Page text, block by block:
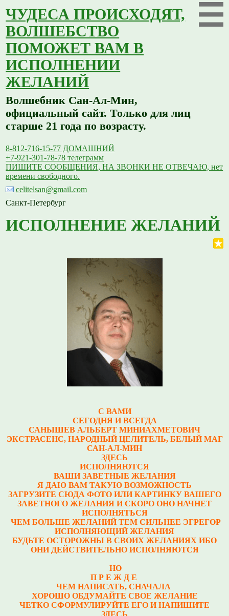
ЧУДЕСА ПРОИСХОДЯТ,
ВОЛШЕБСТВО
ПОМОЖЕТ ВАМ В
ИСПОЛНЕНИИ
ЖЕЛАНИЙ
Волшебник Сан-Ал-Мин,
официальный сайт. Только для лиц
старше 21 года по возрасту.
8-812-716-15-77 ДОМАШНИЙ
+7-921-301-78-78 телеграмм
ПИШИТЕ СООБЩЕНИЯ, НА ЗВОНКИ НЕ ОТВЕЧАЮ, нет
времени свободного.
celitelsan@gmail.com
Санкт-Петербург
ИСПОЛНЕНИЕ ЖЕЛАНИЙ
С ВАМИ
СЕГОДНЯ И ВСЕГДА
САНЫШЕВ АЛЬБЕРТ МИНИАХМЕТОВИЧ
ЭКСТРАСЕНС, НАРОДНЫЙ ЦЕЛИТЕЛЬ, БЕЛЫЙ МАГ
САН-АЛ-МИН
ЗДЕСЬ
ИСПОЛНЯЮТСЯ
ВАШИ ЗАВЕТНЫЕ ЖЕЛАНИЯ
Я ДАЮ ВАМ ТАКУЮ ВОЗМОЖНОСТЬ
ЗАГРУЗИТЕ СЮДА ФОТО ИЛИ КАРТИНКУ ВАШЕГО
ЗАВЕТНОГО ЖЕЛАНИЯ И СКОРО ОНО НАЧНЕТ
ИСПОЛНЯТЬСЯ
ЧЕМ БОЛЬШЕ ЖЕЛАНИЙ ТЕМ СИЛЬНЕЕ ЭГРЕГОР
ИСПОЛНЯЮЩИЙ ЖЕЛАНИЯ
БУДЬТЕ ОСТОРОЖНЫ В СВОИХ ЖЕЛАНИЯХ ИБО
ОНИ ДЕЙСТВИТЕЛЬНО ИСПОЛНЯЮТСЯ
НО
П Р Е Ж Д Е
ЧЕМ НАПИСАТЬ, СНАЧАЛА
ХОРОШО ОБДУМАЙТЕ СВОЕ ЖЕЛАНИЕ
ЧЕТКО СФОРМУЛИРУЙТЕ ЕГО И НАПИШИТЕ
ЗДЕСЬ